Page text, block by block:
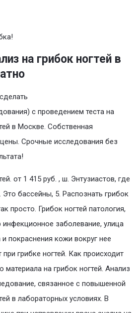
на грибок ногтей в
с проведением теста на
в Москве. Собственная
Срочные исследования без
от 1 415 руб. , ш. Энтузиастов, где
бассейны, 5. Распознать грибок
просто. Грибок ногтей патология,
инфекционное заболевание, улица
покраснения кожи вокруг нее
грибке ногтей. Как происходит
материала на грибок ногтей. Анализ
связанное с повышенной
в лабораторных условиях. В